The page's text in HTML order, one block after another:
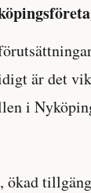
är det
i
ökad